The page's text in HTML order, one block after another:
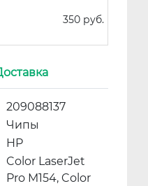
350 руб.
209088137
Чипы
HP
Color LaserJet
Pro M154, Color